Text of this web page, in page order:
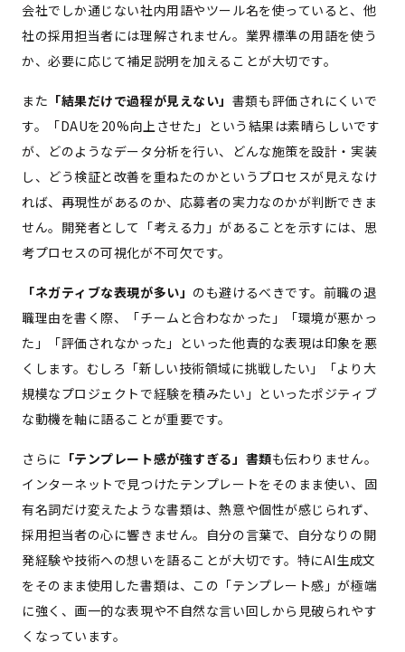
会社でしか通じない社内用語やツール名を使っていると、他
社の採用担当者には理解されません。業界標準の用語を使う
か、必要に応じて補足説明を加えることが大切です。
また 「結果だけで過程が見えない」 書類も評価されにくいで
す。「DAUを20%向上させた」という結果は素晴らしいです
が、どのようなデータ分析を行い、どんな施策を設計・実装
し、どう検証と改善を重ねたのかというプロセスが見えなけ
れば、再現性があるのか、応募者の実力なのかが判断できま
せん。開発者として「考える力」があることを示すには、思
考プロセスの可視化が不可欠です。
「ネガティブな表現が多い」 のも避けるべきです。前職の退
職理由を書く際、「チームと合わなかった」「環境が悪かっ
た」「評価されなかった」といった他責的な表現は印象を悪
くします。むしろ「新しい技術領域に挑戦したい」「より大
規模なプロジェクトで経験を積みたい」といったポジティブ
な動機を軸に語ることが重要です。
さらに 「テンプレート感が強すぎる」書類も伝わりません。
インターネットで見つけたテンプレートをそのまま使い、固
有名詞だけ変えたような書類は、熱意や個性が感じられず、
採用担当者の心に響きません。自分の言葉で、自分なりの開
発経験や技術への想いを語ることが大切です。特にAI生成文
をそのまま使用した書類は、この「テンプレート感」が極端
に強く、画一的な表現や不自然な言い回しから見破られやす
くなっています。